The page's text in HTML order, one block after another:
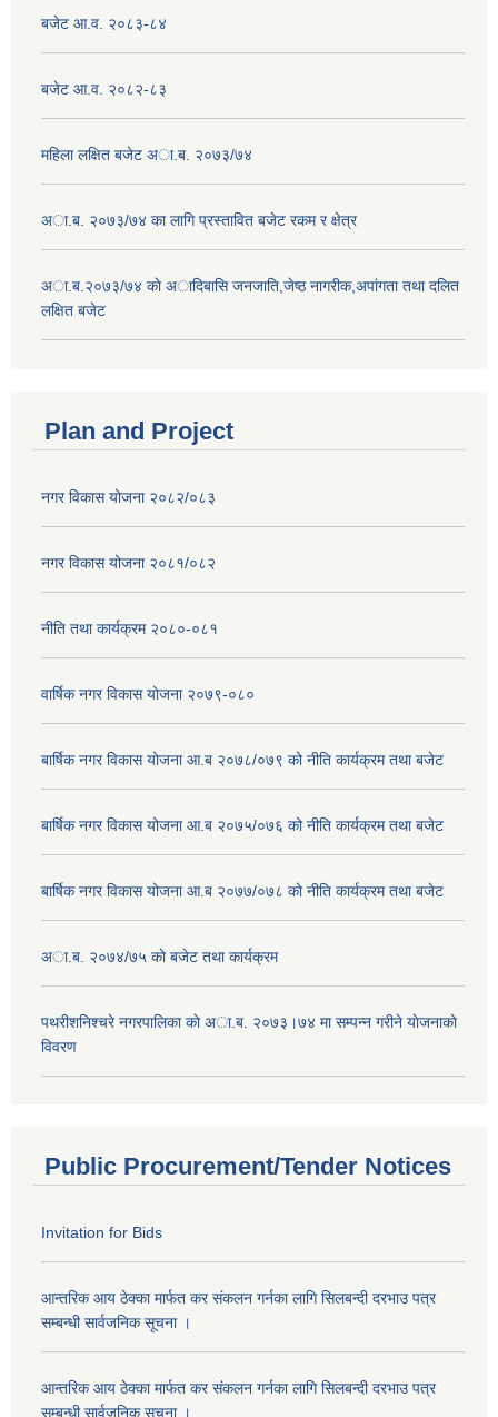
बजेट आ.व. २०८३-८४
बजेट आ.व. २०८२-८३
महिला लक्षित बजेट अा.ब. २०७३/७४
अा.ब. २०७३/७४ का लागि प्रस्तावित बजेट रकम र क्षेत्र
अा.ब.२०७३/७४ काे अादिबासि जनजाति,जेष्ठ नागरीक,अपांगता तथा दलित
लक्षित बजेट
Plan and Project
नगर विकास योजना २०८२/०८३
नगर विकास योजना २०८१/०८२
नीति तथा कार्यक्रम २०८०-०८१
वार्षिक नगर विकास योजना २०७९-०८०
बार्षिक नगर विकास योजना आ.ब २०७८/०७९ को नीति कार्यक्रम तथा बजेट
बार्षिक नगर विकास योजना आ.ब २०७५/०७६ को नीति कार्यक्रम तथा बजेट
बार्षिक नगर विकास योजना आ.ब २०७७/०७८ को नीति कार्यक्रम तथा बजेट
अा.ब. २०७४/७५ काे बजेट तथा कार्यक्रम
पथरीशनिश्चरे नगरपालिका काे अा.ब. २०७३।७४ मा सम्पन्न गरीने याेजनाकाे
विवरण
Public Procurement/Tender Notices
Invitation for Bids
आन्तरिक आय ठेक्का मार्फत कर संकलन गर्नका लागि सिलबन्दी दरभाउ पत्र
सम्बन्धी सार्वजनिक सूचना ।
आन्तरिक आय ठेक्का मार्फत कर संकलन गर्नका लागि सिलबन्दी दरभाउ पत्र
सम्बन्धी सार्वजनिक सूचना ।